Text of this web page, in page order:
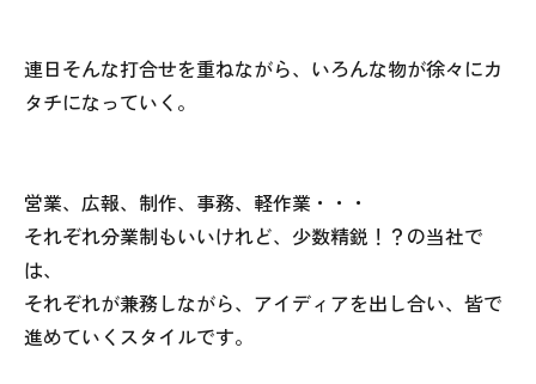
連日そんな打合せを重ねながら、いろんな物が徐々にカ
タチになっていく。
営業、広報、制作、事務、軽作業・・・
それぞれ分業制もいいけれど、少数精鋭！？の当社で
は、
それぞれが兼務しながら、アイディアを出し合い、皆で
進めていくスタイルです。